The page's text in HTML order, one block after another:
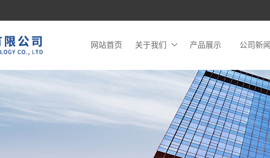
网站首页 关于我们 产品展示 公司新闻